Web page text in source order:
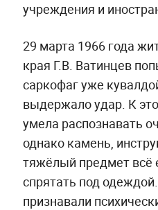
учреждения и
29 марта 1966 года
края Г.В. Ватинцев
саркофаг уже
выдержало удар. К
умела распознавать
однако камень,
тяжёлый предмет
спрятать под
признавали